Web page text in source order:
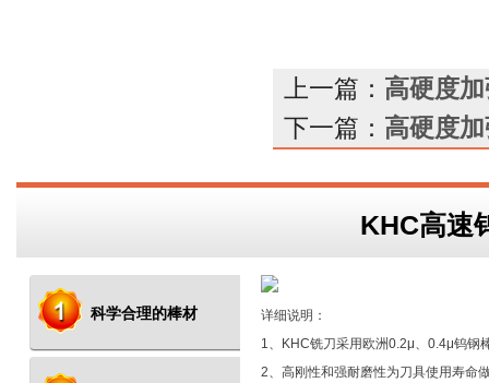
上一篇： 高硬度
下一篇： 高硬度
KHC高速
科学合理的棒材
详细说明：
1、KHC铣刀采用欧洲0.2μ、0.4μ钨钢
2、高刚性和强耐磨性为刀具使用寿命